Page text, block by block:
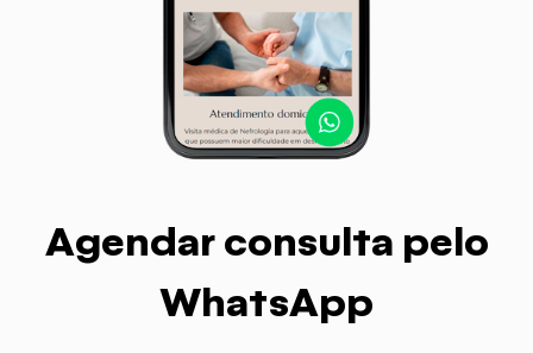
Agendar consulta pelo
WhatsApp